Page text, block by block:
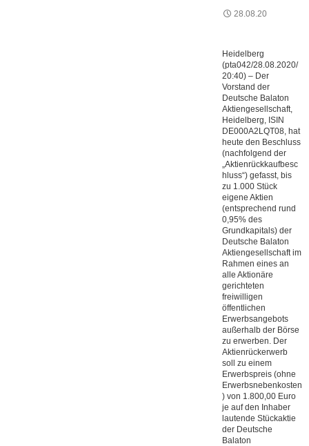
28.08.20
Heidelberg
(pta042/28.08.2020/
20:40) – Der
Vorstand der
Deutsche Balaton
Aktiengesellschaft,
Heidelberg, ISIN
DE000A2LQT08, hat
heute den Beschluss
(nachfolgend der
„Aktienrückkaufbesc
hluss“) gefasst, bis
zu 1.000 Stück
eigene Aktien
(entsprechend rund
0,95% des
Grundkapitals) der
Deutsche Balaton
Aktiengesellschaft im
Rahmen eines an
alle Aktionäre
gerichteten
freiwilligen
öffentlichen
Erwerbsangebots
außerhalb der Börse
zu erwerben. Der
Aktienrückerwerb
soll zu einem
Erwerbspreis (ohne
Erwerbsnebenkosten
) von 1.800,00 Euro
je auf den Inhaber
lautende Stückaktie
der Deutsche
Balaton